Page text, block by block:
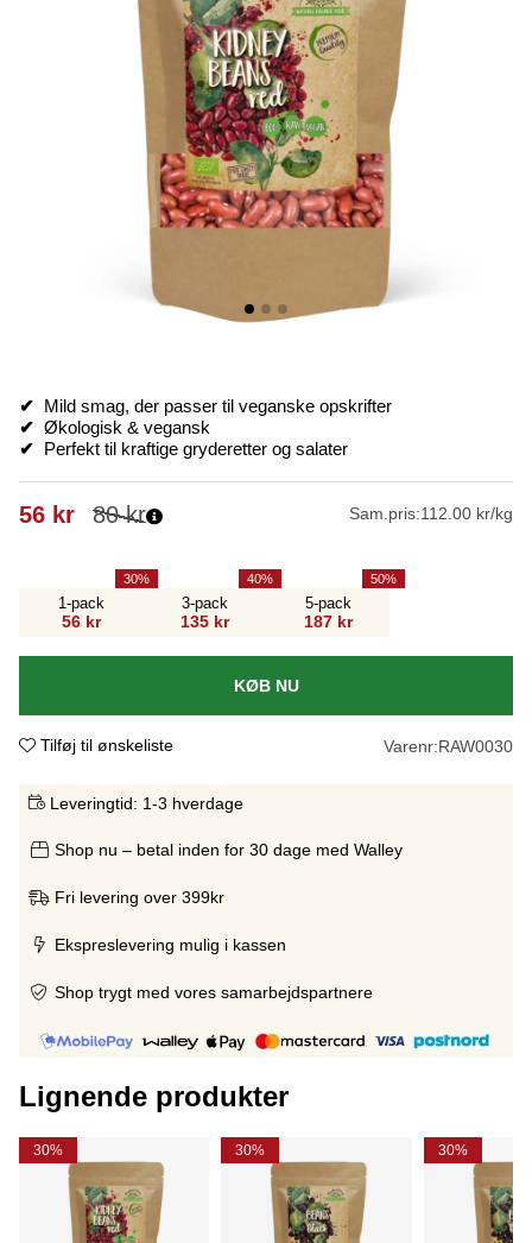
✔ Mild smag, der passer til veganske opskrifter
✔ Økologisk & vegansk
✔
Perfekt til kraftige gryderetter og salater
80kr
56 kr Sam.pris:112.00 kr/kg
1-pack
56 kr
30
3-pack
135 kr
40
5-pack
187 kr
50
KØB NU
Tilføj til ønskeliste Varenr:RAW0030
Leveringtid: 1-3 hverdage
Shop nu – betal inden for 30 dage med Walley
Fri levering over 399kr
Ekspreslevering mulig i kassen
Shop trygt med vores samarbejdspartnere
Lignende produkter
30% 30% 30%